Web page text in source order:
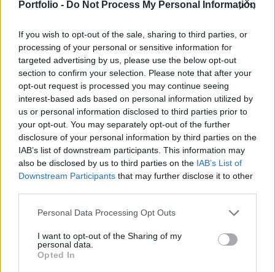
Portfolio - Do Not Process My Personal Information
If you wish to opt-out of the sale, sharing to third parties, or
processing of your personal or sensitive information for
targeted advertising by us, please use the below opt-out
section to confirm your selection. Please note that after your
opt-out request is processed you may continue seeing
interest-based ads based on personal information utilized by
us or personal information disclosed to third parties prior to
your opt-out. You may separately opt-out of the further
disclosure of your personal information by third parties on the
IAB’s list of downstream participants. This information may
also be disclosed by us to third parties on the IAB’s List of
Downstream Participants that may further disclose it to other
Personal Data Processing Opt Outs
I want to opt-out of the Sharing of my
personal data.
Opted In
november környékén dobhatja piacra új
Évek óta szeptemberben tartja nagy felhajtás közepette az
iPhone-bemutatókat az Apple, de idén a szokottnál
későbbre csúszhat az esemény.Előfordulhat, hogy csak
október-november környékén érkezik az iPhone 8.A hír kínai
forrásoktól származik, egy kínai gazdasági napilap, az
Economic Daily News szellőztette meg a DigiTimes-ra
hivatkozva, amely már többször hintett el megbízható...
KEDVES OLVASÓNK!
A keresett cikk a portfolio.hu hírarchívumához
tartozik, melynek olvasása előfizetéses
Az előfizetés a következőket tartalmazza: